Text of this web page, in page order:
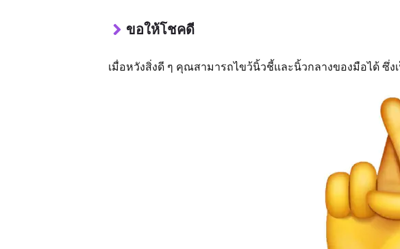
ขอให้โชคดี
เมื่อหวังสิ่งดี ๆ คุณสามารถไขว้นิ้วชี้และนิ้วกลางของมือได้ ซึ่